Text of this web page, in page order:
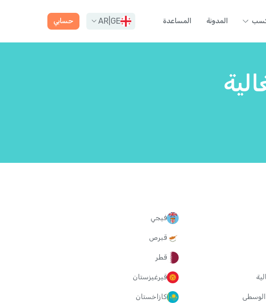
المدونة المساعدة GE
AR حسابي
الوسطى
فيجي
قبرص
قطر
قيرغيزستان
كازاخستان